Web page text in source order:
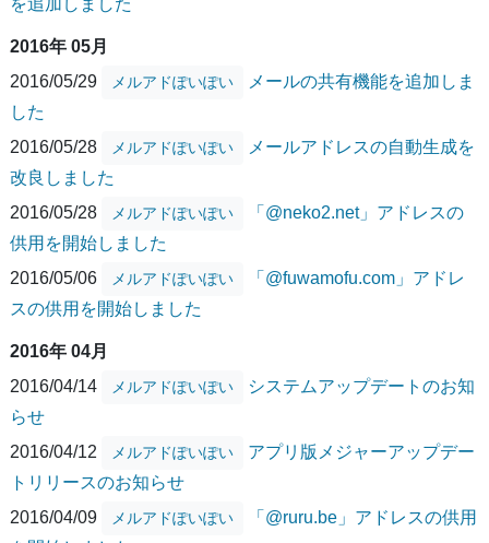
を追加しました
2016年 05月
2016/05/29
メルアドぽいぽい
メールの共有機能を追加しま
した
2016/05/28
メルアドぽいぽい
メールアドレスの自動生成を
改良しました
2016/05/28
メルアドぽいぽい
「@neko2.net」アドレスの
供用を開始しました
2016/05/06
メルアドぽいぽい
「@fuwamofu.com」アドレ
スの供用を開始しました
2016年 04月
2016/04/14
メルアドぽいぽい
システムアップデートのお知
らせ
2016/04/12
メルアドぽいぽい
アプリ版メジャーアップデー
トリリースのお知らせ
2016/04/09
メルアドぽいぽい
「@ruru.be」アドレスの供用